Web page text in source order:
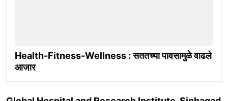
Health-Fitness-Wellness : सततच्या पावसामुळे वाढले
आजार